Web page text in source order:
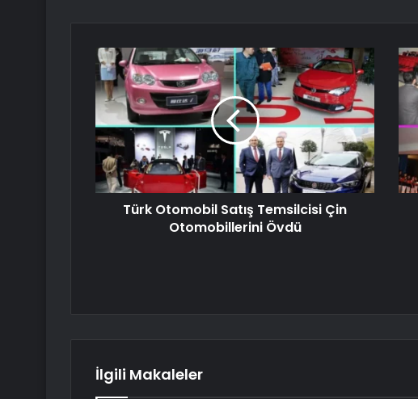
Türk Otomobil Satış Temsilcisi Çin
Otomobillerini Övdü
İlgili Makaleler